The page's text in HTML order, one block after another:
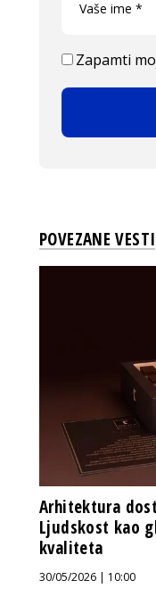
Zapamti
POVEZANE VESTI
Arhitektura
Ljudskost kao
kvaliteta
30/05/2026 | 10:00